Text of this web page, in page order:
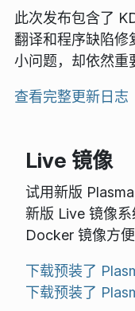
此次发布包含了
翻译和程序缺陷修
小问题，却依然重
查看完整更新日志
Live 镜像
试用新版
新版 Live 镜像
Docker 镜像方便
下载预装了
下载预装了